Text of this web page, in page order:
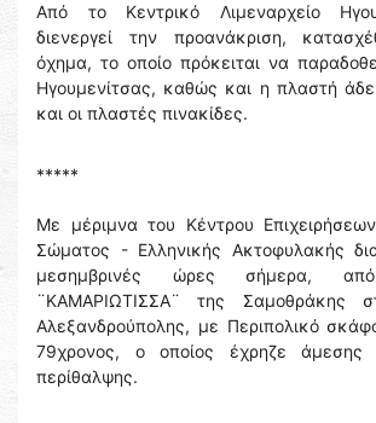
Από το Κεντρικό Λιμεναρχείο
διενεργεί την προανάκριση,
όχημα, το οποίο πρόκειται να
Ηγουμενίτσας, καθώς και η πλαστή
και οι πλαστές πινακίδες.
*****
Με μέριμνα του Κέντρου
Σώματος - Ελληνικής Ακτοφυλακής
μεσημβρινές ώρες σήμερα,
¨ΚΑΜΑΡΙΩΤΙΣΣΑ¨ της Σαμοθράκης
Αλεξανδρούπολης, με Περιπολικό
79χρονος, ο οποίος έχρηζε άμεσης
περίθαλψης.